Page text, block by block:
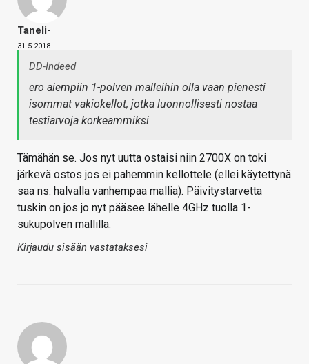
Taneli-
31.5.2018
DD-Indeed
ero aiempiin 1-polven malleihin olla vaan pienesti
isommat vakiokellot, jotka luonnollisesti nostaa
testiarvoja korkeammiksi
Tämähän se. Jos nyt uutta ostaisi niin 2700X on toki
järkevä ostos jos ei pahemmin kellottele (ellei käytettynä
saa ns. halvalla vanhempaa mallia). Päivitystarvetta
tuskin on jos jo nyt pääsee lähelle 4GHz tuolla 1-
sukupolven mallilla.
Kirjaudu sisään vastataksesi